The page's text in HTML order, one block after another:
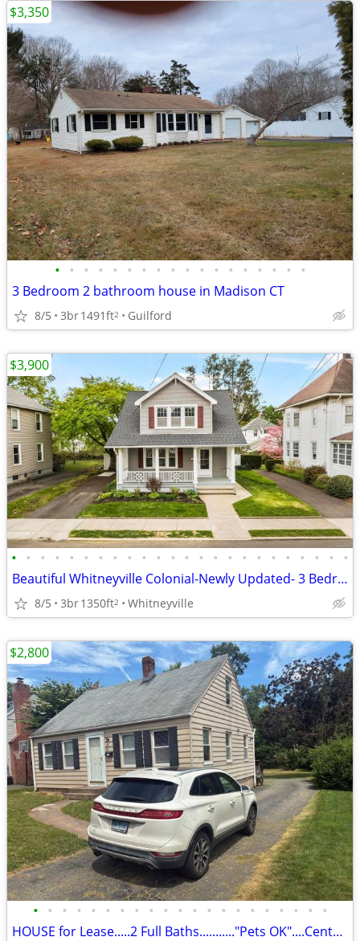
• • • • • • • • • • • • • • • • • •
3 Bedroom 2 bathroom house in Madison CT
8/5 3br1491ft2 Guilford
$3,350
• • • • • • • • • • • • • • • • • • • • • • • •
Beautiful Whitneyville Colonial-Newly Updated- 3 Bedrooms-1 1/2 Bath
8/5 3br1350ft2 Whitneyville
$3,900
• • • • • • • • • • • • • • • • • • • • •
HOUSE for Lease.....2 Full Baths..........."Pets OK"....Central Air !
$2,800